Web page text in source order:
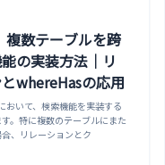
複数テーブルを跨
の実装方法｜リ
whereHasの応用
おいて、検索機能を実装する
。特に複数のテーブルにまた
、リレーションとク